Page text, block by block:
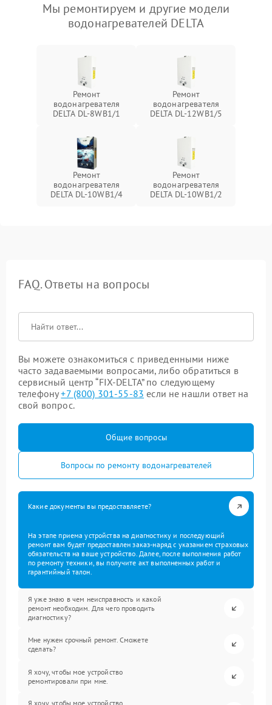
Мы ремонтируем и другие модели
водонагревателей DELTA
Ремонт
водонагревателя
DELTA DL-8WB1/1
Ремонт
водонагревателя
DELTA DL-12WB1/5
Ремонт
водонагревателя
DELTA DL-10WB1/4
Ремонт
водонагревателя
DELTA DL-10WB1/2
FAQ. Ответы на вопросы
Вы можете ознакомиться с приведенными ниже
часто задаваемыми вопросами, либо обратиться в
сервисный центр “FIX-DELTA” по следующему
телефону+7 (800) 301-55-83 если не нашли ответ на
свой вопрос.
Общие вопросы
Вопросы по ремонту водонагревателей
Какие документы вы предоставляете?
На этапе приема устройства на диагностику и последующий
ремонт вам будет предоставлен заказ-наряд с указанием страховых
обязательств на ваше устройство. Далее, после выполнения работ
по ремонту техники, вы получите акт выполненных работ и
гарантийный талон.
Я уже знаю в чем неисправность и какой
ремонт необходим. Для чего проводить
диагностику?
Мне нужен срочный ремонт. Сможете
сделать?
Я хочу, чтобы мое устройство
ремонтировали при мне.
Я хочу, чтобы мое устройство